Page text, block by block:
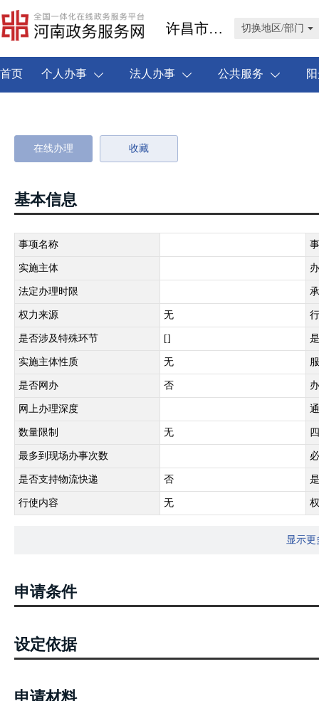
许昌市禹州市 切换地区/部门
首页 个人办事 法人办事 公共服务
在线办理 收藏
基本信息
事项名称
实施主体
法定办理时限
权力来源 无
是否涉及特殊环节 []
实施主体性质 无
是否网办 否
网上办理深度
数量限制 无
最多到现场办事次数
是否支持物流快递 否
行使内容 无
显示更
申请条件
设定依据
申请材料